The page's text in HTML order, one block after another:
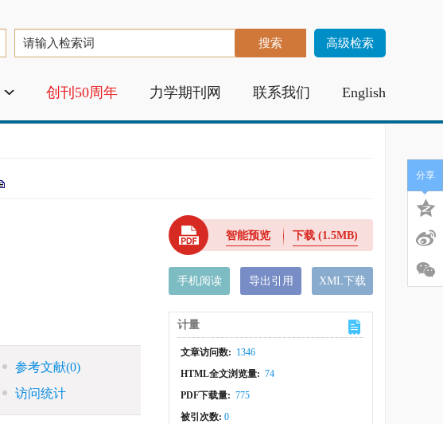
高级检索
创刊50周年 力学期刊网 联系我们 English
参考文献(0)
访问统计
智能预览 下载(1.5MB)
手机阅读 导出引用 XML下载
计量
文章访问数: 1346
HTML全文浏览量: 74
PDF下载量: 775
被引次数:0
分享